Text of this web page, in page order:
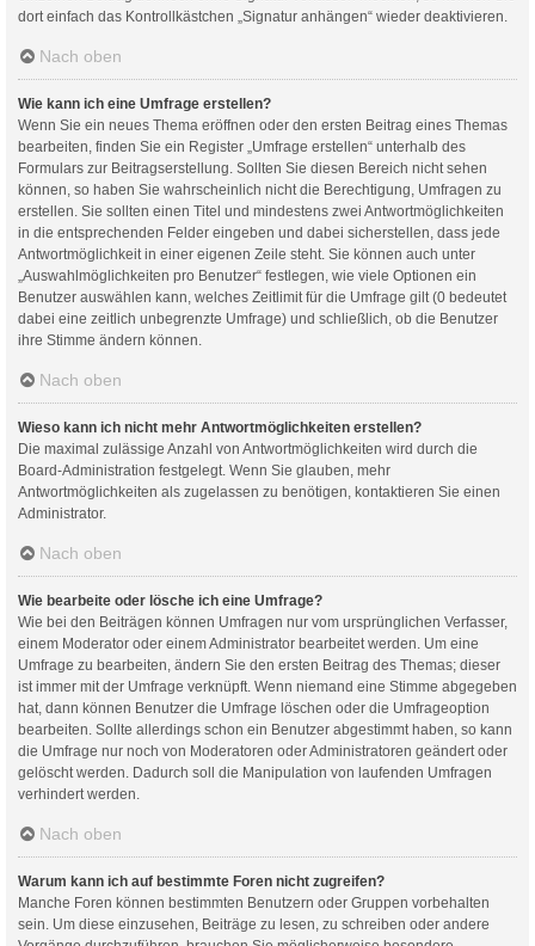
dort einfach das Kontrollkästchen „Signatur anhängen“ wieder deaktivieren.
Nach oben
Wie kann ich eine Umfrage erstellen?
Wenn Sie ein neues Thema eröffnen oder den ersten Beitrag eines Themas
bearbeiten, finden Sie ein Register „Umfrage erstellen“ unterhalb des
Formulars zur Beitragserstellung. Sollten Sie diesen Bereich nicht sehen
können, so haben Sie wahrscheinlich nicht die Berechtigung, Umfragen zu
erstellen. Sie sollten einen Titel und mindestens zwei Antwortmöglichkeiten
in die entsprechenden Felder eingeben und dabei sicherstellen, dass jede
Antwortmöglichkeit in einer eigenen Zeile steht. Sie können auch unter
„Auswahlmöglichkeiten pro Benutzer“ festlegen, wie viele Optionen ein
Benutzer auswählen kann, welches Zeitlimit für die Umfrage gilt (0 bedeutet
dabei eine zeitlich unbegrenzte Umfrage) und schließlich, ob die Benutzer
ihre Stimme ändern können.
Nach oben
Wieso kann ich nicht mehr Antwortmöglichkeiten erstellen?
Die maximal zulässige Anzahl von Antwortmöglichkeiten wird durch die
Board-Administration festgelegt. Wenn Sie glauben, mehr
Antwortmöglichkeiten als zugelassen zu benötigen, kontaktieren Sie einen
Administrator.
Nach oben
Wie bearbeite oder lösche ich eine Umfrage?
Wie bei den Beiträgen können Umfragen nur vom ursprünglichen Verfasser,
einem Moderator oder einem Administrator bearbeitet werden. Um eine
Umfrage zu bearbeiten, ändern Sie den ersten Beitrag des Themas; dieser
ist immer mit der Umfrage verknüpft. Wenn niemand eine Stimme abgegeben
hat, dann können Benutzer die Umfrage löschen oder die Umfrageoption
bearbeiten. Sollte allerdings schon ein Benutzer abgestimmt haben, so kann
die Umfrage nur noch von Moderatoren oder Administratoren geändert oder
gelöscht werden. Dadurch soll die Manipulation von laufenden Umfragen
verhindert werden.
Nach oben
Warum kann ich auf bestimmte Foren nicht zugreifen?
Manche Foren können bestimmten Benutzern oder Gruppen vorbehalten
sein. Um diese einzusehen, Beiträge zu lesen, zu schreiben oder andere